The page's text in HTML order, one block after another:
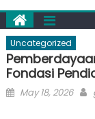
Uncategorized
Fondasi
Posted
May 18, 2026